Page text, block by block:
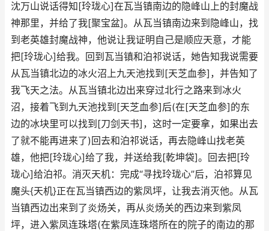
沈万山说话得知[玲珑心]在瓦当镇南边的隐峰山上的封魔战
神那里，并给了我[聚宝盆]。从瓦当镇南边来到隐峰山，找
到老英雄封魔战神，他说让我证明自己是顺应天意，才能
把[玲珑心]给我。回到瓦当镇和泊祁说话，她告知我说需要
从瓦当镇北边的冰火沼上九天池找到[天芝血参]，并告知了
我飞天之法。从瓦当镇北边出来穿过北行之路来到冰火
沼，接着飞到九天池找到[天芝血参]后(在[天芝血参]的东
边的冰块里可以找到[刀剑天书]，这时一定要拿，如果出去
了就不能再进来了)回去和泊祁说话，再去隐峰山找老英
雄，他把[玲珑心]给了我，并送给我[乾坤袋]。回去把[玲
珑心]给泊祁。消灭天机：完成“寻找玲珑心”后，泊祁算见
魔头{天机}正在瓦当镇西边的紫凤坪，让我去消灭他。从瓦
当镇西边出来到了炎炀关，再从炎炀关的西边来到紫凤
坪，进入紫凤连珠塔(在紫凤连珠塔所在的院子的南边的那